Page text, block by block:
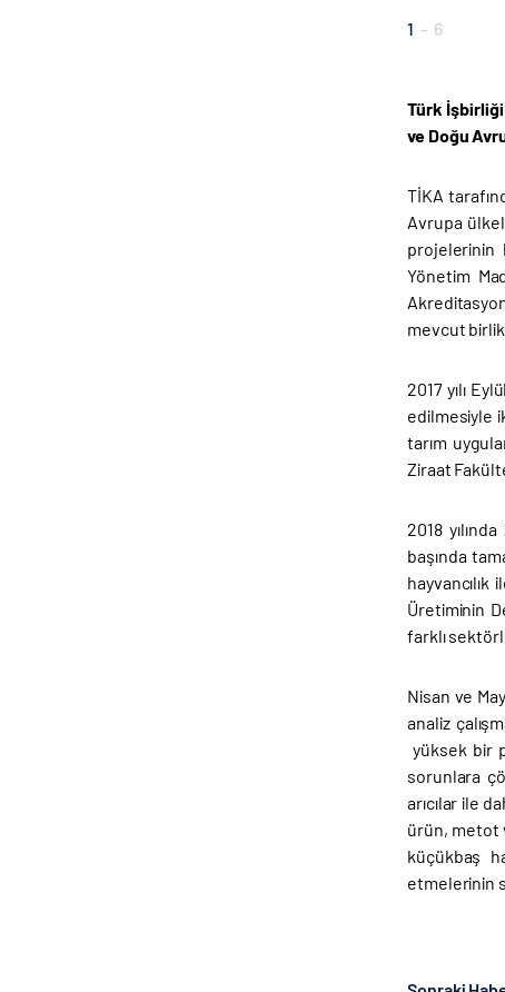
1 - 6
Türk İşbirliği
ve Doğu
TİKA
Avrupa
projelerinin
Yönetim
mevcut
2017 yılı
edilmesiyle
tarım
Ziraat
2018
başında
Üretiminin
farklı
Nisan ve
analiz
yüksek bir
sorunlara
arıcılar ile
ürün, metot
küçükbaş
etmelerinin